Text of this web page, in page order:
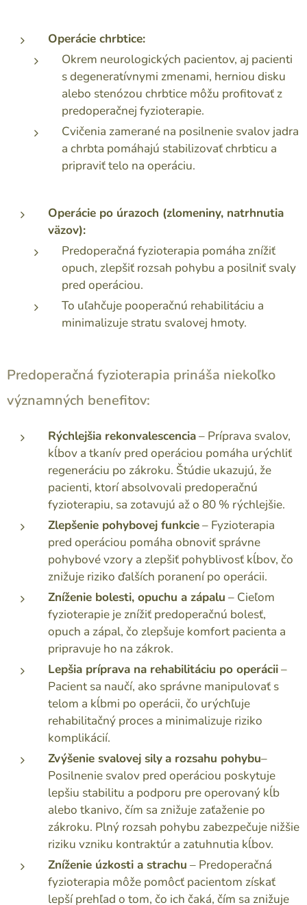
Operácie chrbtice:
Okrem neurologických pacientov, aj pacienti
s degeneratívnymi zmenami, herniou disku
alebo stenózou chrbtice môžu profitovať z
predoperačnej fyzioterapie.
Cvičenia zamerané na posilnenie svalov jadra
a chrbta pomáhajú stabilizovať chrbticu a
pripraviť telo na operáciu.
Operácie po úrazoch (zlomeniny, natrhnutia
väzov):
Predoperačná fyzioterapia pomáha znížiť
opuch, zlepšiť rozsah pohybu a posilniť svaly
pred operáciou.
To uľahčuje pooperačnú rehabilitáciu a
minimalizuje stratu svalovej hmoty.
Predoperačná fyzioterapia prináša niekoľko
významných benefitov:
Rýchlejšia rekonvalescencia– Príprava svalov,
kĺbov a tkanív pred operáciou pomáha urýchliť
regeneráciu po zákroku. Štúdie ukazujú, že
pacienti, ktorí absolvovali predoperačnú
fyzioterapiu, sa zotavujú až o 80 % rýchlejšie.
Zlepšenie pohybovej funkcie– Fyzioterapia
pred operáciou pomáha obnoviť správne
pohybové vzory a zlepšiť pohyblivosť kĺbov, čo
znižuje riziko ďalších poranení po operácii.
Zníženie bolesti, opuchu a zápalu – Cieľom
fyzioterapie je znížiť predoperačnú bolesť,
opuch a zápal, čo zlepšuje komfort pacienta a
pripravuje ho na zákrok.
Lepšia príprava na rehabilitáciu po operácii–
Pacient sa naučí, ako správne manipulovať s
telom a kĺbmi po operácii, čo urýchľuje
rehabilitačný proces a minimalizuje riziko
komplikácií.
Zvýšenie svalovej silya rozsahu pohybu–
Posilnenie svalov pred operáciou poskytuje
lepšiu stabilitu a podporu pre operovaný kĺb
alebo tkanivo, čím sa znižuje zaťaženie po
zákroku. Plný rozsah pohybu zabezpečuje nižšie
riziku vzniku kontraktúr a zatuhnutia kĺbov.
Zníženie úzkosti a strachu – Predoperačná
fyzioterapia môže pomôcť pacientom získať
lepší prehľad o tom, čo ich čaká, čím sa znižuje